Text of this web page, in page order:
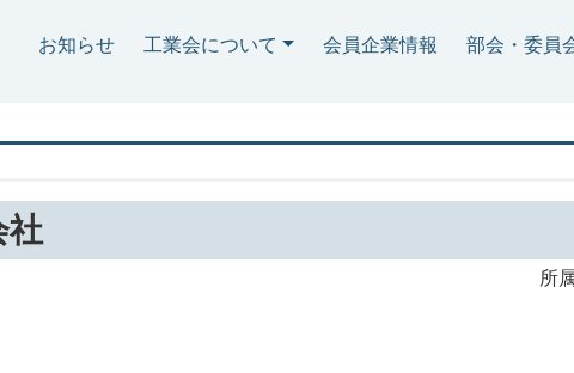
お知らせ 工業会について 会員企業情報 部会・委員
社
所